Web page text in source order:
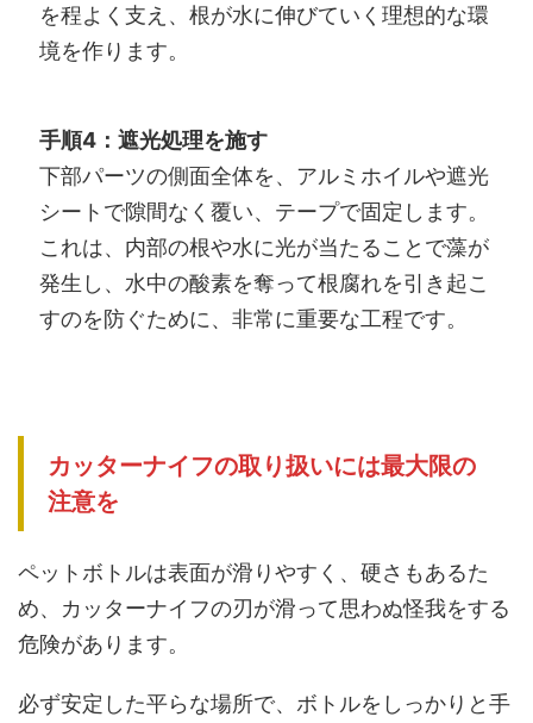
を程よく支え、根が水に伸びていく理想的な環
境を作ります。
手順4：遮光処理を施す
下部パーツの側面全体を、アルミホイルや遮光
シートで隙間なく覆い、テープで固定します。
これは、内部の根や水に光が当たることで藻が
発生し、水中の酸素を奪って根腐れを引き起こ
すのを防ぐために、非常に重要な工程です。
カッターナイフの取り扱いには最大限の
注意を
ペットボトルは表面が滑りやすく、硬さもあるた
め、カッターナイフの刃が滑って思わぬ怪我をする
危険があります。
必ず安定した平らな場所で、ボトルをしっかりと手